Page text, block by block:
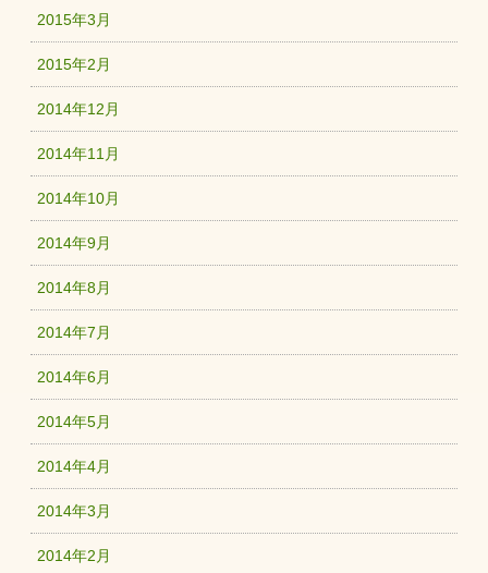
2015年3月
2015年2月
2014年12月
2014年11月
2014年10月
2014年9月
2014年8月
2014年7月
2014年6月
2014年5月
2014年4月
2014年3月
2014年2月